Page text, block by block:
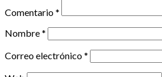
Comentario*
Nombre*
Correo electrónico*